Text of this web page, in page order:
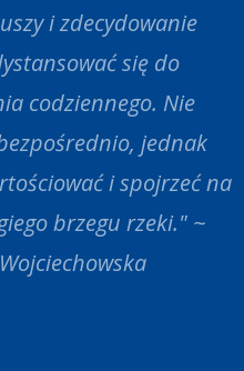
i zdecydowanie
się do
codziennego. Nie
jednak
i spojrzeć na
brzegu rzeki." ~